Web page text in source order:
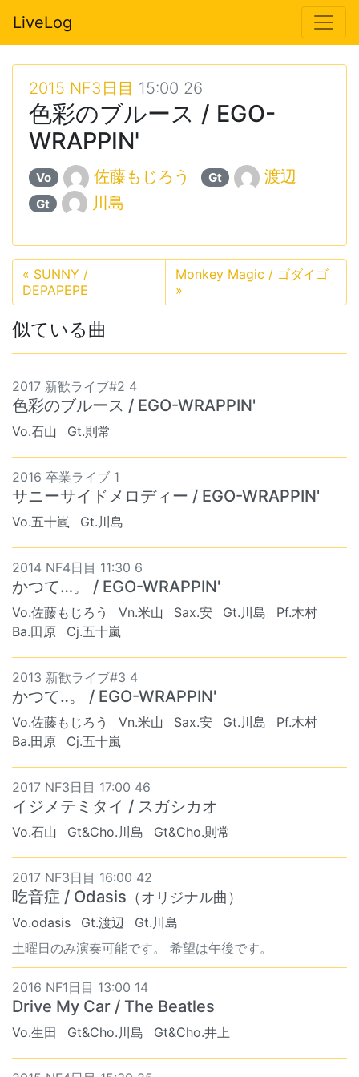
LiveLog
2015 NF3日目 15:00 26
色彩のブルース / EGO-
WRAPPIN'
Vo 佐藤もじろう Gt 渡辺
Gt 川島
« SUNNY /
DEPAPEPE
Monkey Magic / ゴダイゴ
»
似ている曲
2017 新歓ライブ#2 4
色彩のブルース / EGO-WRAPPIN'
Vo.石山 Gt.則常
2016 卒業ライブ 1
サニーサイドメロディー / EGO-WRAPPIN'
Vo.五十嵐 Gt.川島
2014 NF4日目 11:30 6
かつて…。 / EGO-WRAPPIN'
Vo.佐藤もじろう Vn.米山 Sax.安 Gt.川島
Pf.木村
Ba.田原
Cj.五十嵐
2013 新歓ライブ#3 4
かつて‥。 / EGO-WRAPPIN'
Vo.佐藤もじろう Vn.米山 Sax.安 Gt.川島
Pf.木村
Ba.田原
Cj.五十嵐
2017 NF3日目 17:00 46
イジメテミタイ / スガシカオ
Vo.石山 Gt&Cho.川島 Gt&Cho.則常
2017 NF3日目 16:00 42
吃音症 / Odasis （オリジナル曲）
Vo.odasis Gt.渡辺
Gt.川島
土曜日のみ演奏可能です。 希望は午後です。
2016 NF1日目 13:00 14
Drive My Car / The Beatles
Vo.生田 Gt&Cho.川島 Gt&Cho.井上